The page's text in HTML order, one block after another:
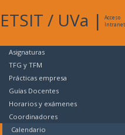
ETSIT / UVa |
Acceso
Intranet
Asignaturas
TFG y TFM
Prácticas empresa
Guías Docentes
Horarios y exámenes
Coordinadores
Calendario